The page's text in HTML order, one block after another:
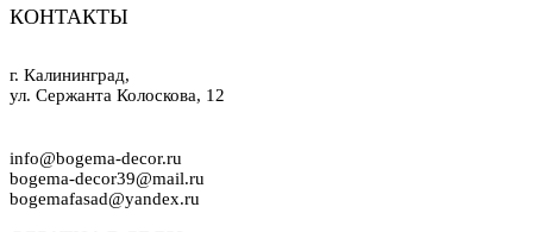
КОНТАКТЫ
г. Калининград,
ул. Сержанта Колоскова, 12
info@bogema-decor.ru
bogema-decor39@mail.ru
bogemafasad@yandex.ru